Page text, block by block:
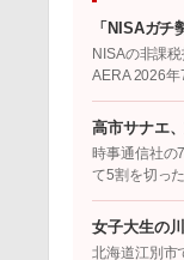
「NISAガ
NISAの非課
AERA 2026
高市サナエ
時事通信社の
て5割を切っ
女子大生の
北海道江別市